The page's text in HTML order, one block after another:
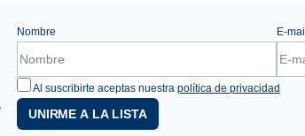
Nombre E-mail
Al suscribirte aceptas nuestra política de privacidad
UNIRME A LA LISTA